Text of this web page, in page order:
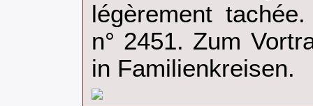
légèrement
n° 2451. Zum
in Familienkreisen.‎